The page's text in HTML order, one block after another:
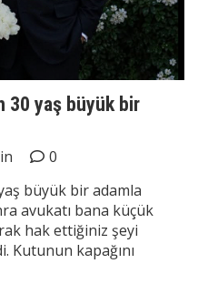
30 yaş büyük bir
0
büyük bir adamla
avukatı bana küçük
hak ettiğiniz şeyi
Kutunun kapağını